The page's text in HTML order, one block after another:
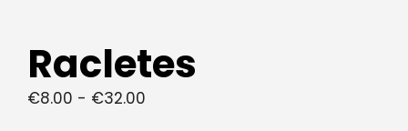
Racletes
€8.00 - €32.00